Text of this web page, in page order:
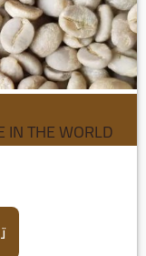
IN THE WORLD